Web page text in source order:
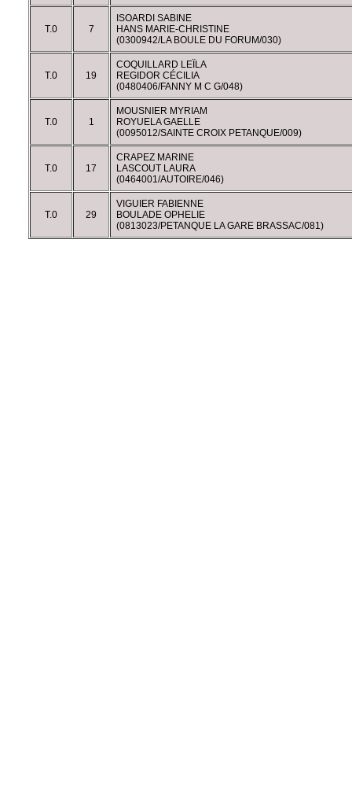
T.0 7
ISOARDI SABINE
HANS MARIE-CHRISTINE
(0300942/LA BOULE DU FORUM/030)
T.0 19
COQUILLARD LEÏLA
REGIDOR CÉCILIA
(0480406/FANNY M C G/048)
T.0 1
MOUSNIER MYRIAM
ROYUELA GAELLE
(0095012/SAINTE CROIX PETANQUE/009)
T.0 17
CRAPEZ MARINE
LASCOUT LAURA
(0464001/AUTOIRE/046)
T.0 29
VIGUIER FABIENNE
BOULADE OPHELIE
(0813023/PETANQUE LA GARE BRASSAC/081)